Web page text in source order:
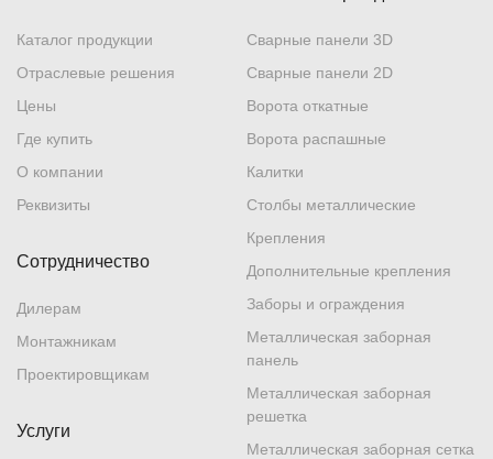
Каталог продукции
Отраслевые решения
Цены
Где купить
О компании
Реквизиты
Сварные панели 3D
Сварные панели 2D
Ворота откатные
Ворота распашные
Калитки
Столбы металлические
Крепления
Дополнительные крепления
Заборы и ограждения
Металлическая заборная
панель
Металлическая заборная
решетка
Металлическая заборная сетка
Сотрудничество
Дилерам
Монтажникам
Проектировщикам
Услуги